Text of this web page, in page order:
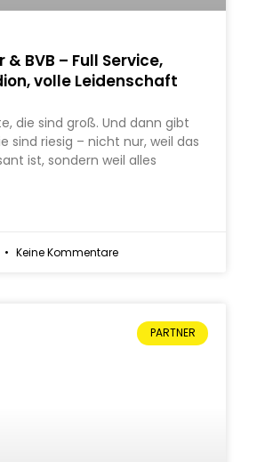
& BVB – Full Service,
volle Leidenschaft
die sind groß. Und dann gibt
sind riesig – nicht nur, weil das
ist, sondern weil alles
Keine Kommentare
PARTNER